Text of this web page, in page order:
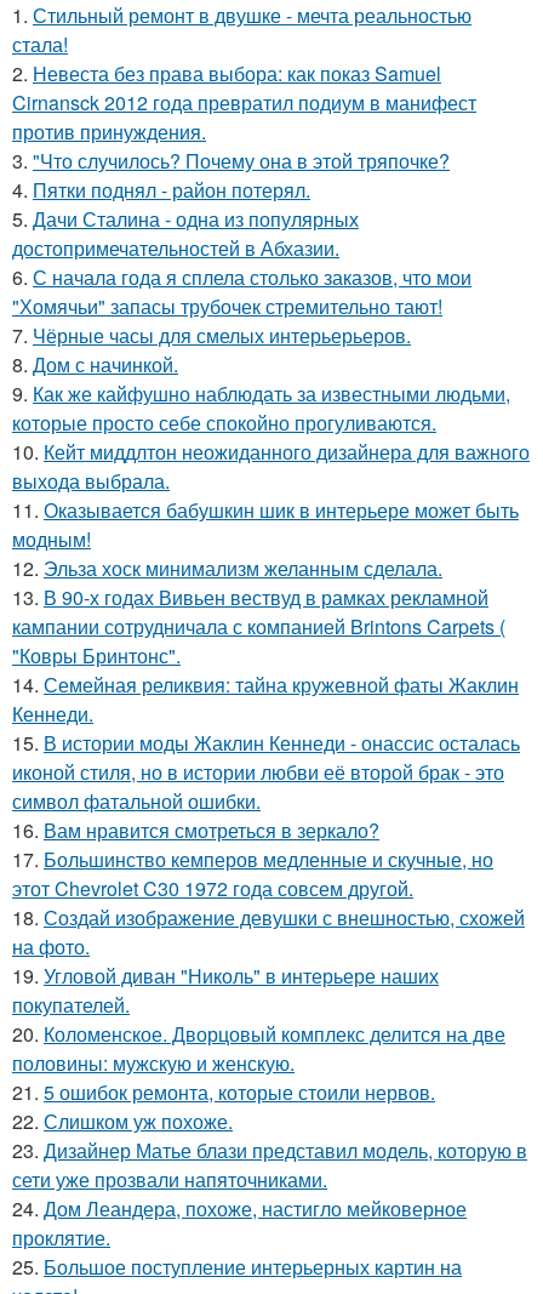
1. Стильный ремонт в двушке - мечта реальностью
стала!
2. Невеста без права выбора: как показ Samuel
Cirnansck 2012 года превратил подиум в манифест
против принуждения.
3. "Что случилось? Почему она в этой тряпочке?
4. Пятки поднял - район потерял.
5. Дачи Сталина - одна из популярных
достопримечательностей в Абхазии.
6. С начала года я сплела столько заказов, что мои
"Хомячьи" запасы трубочек стремительно тают!
7. Чёрные часы для смелых интерьерьеров.
8. Дом с начинкой.
9. Как же кайфушно наблюдать за известными людьми,
которые просто себе спокойно прогуливаются.
10. Кейт миддлтон неожиданного дизайнера для важного
выхода выбрала.
11. Оказывается бабушкин шик в интерьере может быть
модным!
12. Эльза хоск минимализм желанным сделала.
13. В 90-х годах Вивьен вествуд в рамках рекламной
кампании сотрудничала с компанией Brintons Carpets (
"Ковры Бринтонс".
14. Семейная реликвия: тайна кружевной фаты Жаклин
Кеннеди.
15. В истории моды Жаклин Кеннеди - онассис осталась
иконой стиля, но в истории любви её второй брак - это
символ фатальной ошибки.
16. Вам нравится смотреться в зеркало?
17. Большинство кемперов медленные и скучные, но
этот Chevrolet C30 1972 года совсем другой.
18. Создай изображение девушки с внешностью, схожей
на фото.
19. Угловой диван "Николь" в интерьере наших
покупателей.
20. Коломенское. Дворцовый комплекс делится на две
половины: мужскую и женскую.
21. 5 ошибок ремонта, которые стоили нервов.
22. Слишком уж похоже.
23. Дизайнер Матье блази представил модель, которую в
сети уже прозвали напяточниками.
24. Дом Леандера, похоже, настигло мейковерное
проклятие.
25. Большое поступление интерьерных картин на